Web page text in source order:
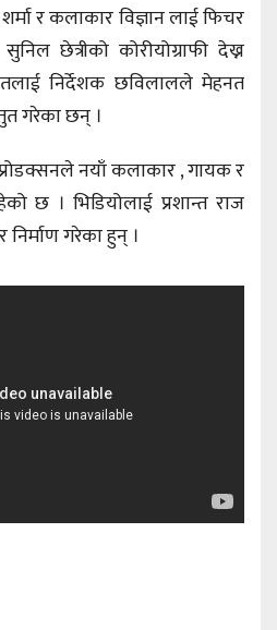
र कलाकार विज्ञान लाई फिचर
छेत्रीको कोरीयोग्राफी देख्न
निर्देशक छविलालले मेहनत
गरेका छन् ।
नयाँ कलाकार , गायक र
छ । भिडियोलाई प्रशान्त राज
गरेका हुन् ।